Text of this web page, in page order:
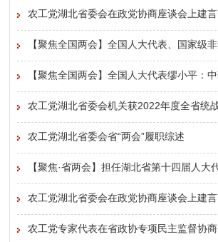
农工党湖北省委会在政党协商座谈会上建言
【聚焦全国两会】全国人大代表、国家级
俊：让老戏常演常新
【聚焦全国两会】全国人大代表缪小平：
建议制定适用于中药特性的多层级质量标
农工党湖北省委会机关获2022年度全省统
农工党湖北省委会省“两会”履职综述
【聚焦·省两会】担任湖北省第十四届人大
省政协委员的农工党党员名单
农工党湖北省委会在政党协商座谈会上建言
农工党专家代表在省政协专项民主监督协